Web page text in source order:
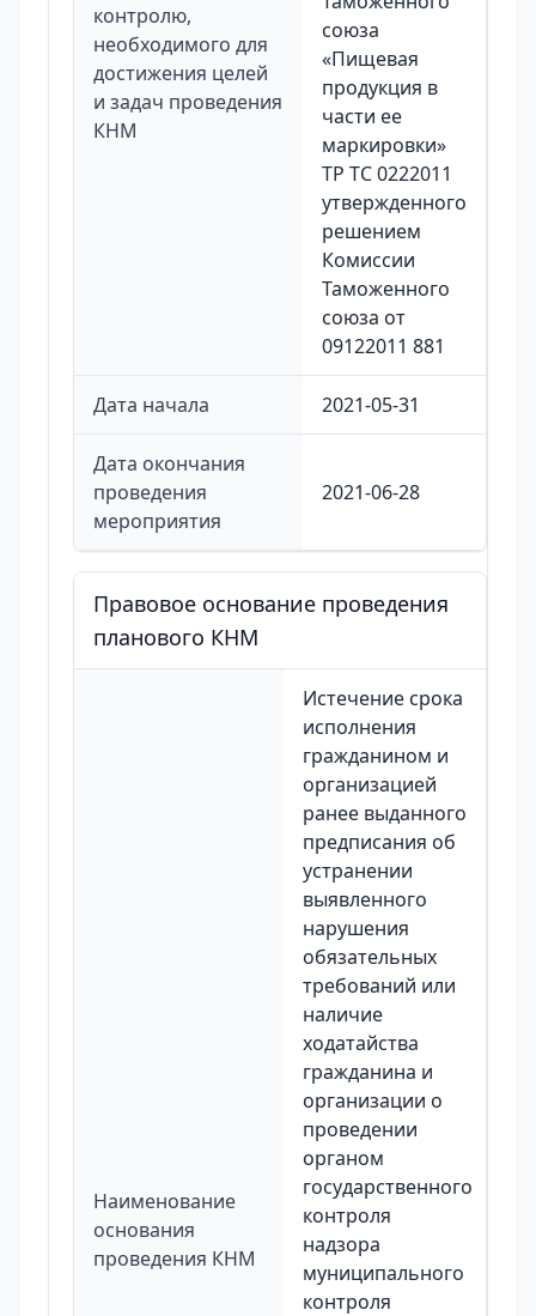
контролю,
необходимого для
достижения целей
и задач проведения
КНМ
союза
«Пищевая
продукция в
части ее
маркировки»
ТР ТС 0222011
утвержденного
решением
Комиссии
Таможенного
союза от
09122011 881
Дата начала 2021-05-31
Дата окончания
проведения
мероприятия
2021-06-28
Правовое основание проведения
планового КНМ
Наименование
основания
проведения КНМ
Истечение срока
исполнения
гражданином и
организацией
ранее выданного
предписания об
устранении
выявленного
нарушения
обязательных
требований или
наличие
ходатайства
гражданина и
организации о
проведении
органом
государственного
контроля
надзора
муниципального
контроля